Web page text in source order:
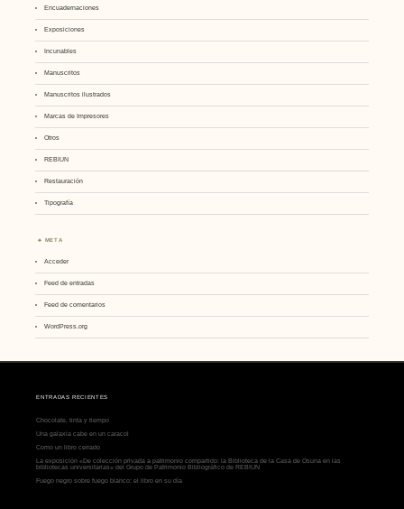
Encuadernaciones
Exposiciones
Incunables
Manuscritos
Manuscritos ilustrados
Marcas de Impresores
Otros
REBIUN
Restauración
Tipografía
META
Acceder
Feed de entradas
Feed de comentarios
WordPress.org
ENTRADAS RECIENTES
Chocolate, tinta y tiempo
Una galaxia cabe en un caracol
Como un libro cerrado
La exposición «De colección privada a patrimonio compartido: la Biblioteca de la Casa de Osuna en las
bibliotecas universitarias» del Grupo de Patrimonio Bibliográfico de REBIUN
Fuego negro sobre fuego blanco: el libro en su día